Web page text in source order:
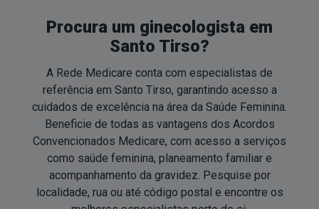
Procura um ginecologista em
Santo Tirso?
A Rede Medicare conta com especialistas de
referência em Santo Tirso, garantindo acesso a
cuidados de excelência na área da Saúde Feminina.
Beneficie de todas as vantagens dos Acordos
Convencionados Medicare, com acesso a serviços
como saúde feminina, planeamento familiar e
acompanhamento da gravidez. Pesquise por
localidade, rua ou até código postal e encontre os